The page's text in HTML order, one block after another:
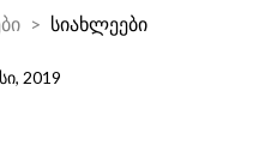
სიახლეები
2019